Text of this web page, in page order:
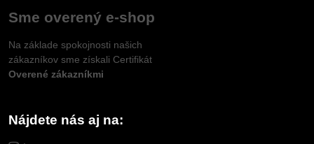
Sme overený e-shop
Na základe spokojnosti našich
zákazníkov sme získali Certifikát
Overené zákazníkmi
Nájdete nás aj na: